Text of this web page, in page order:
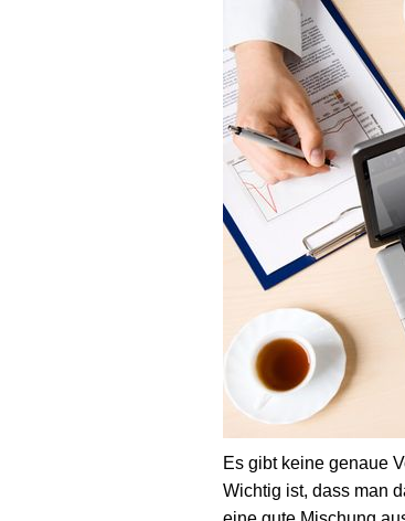
Es gibt keine genaue
Wichtig ist, dass man